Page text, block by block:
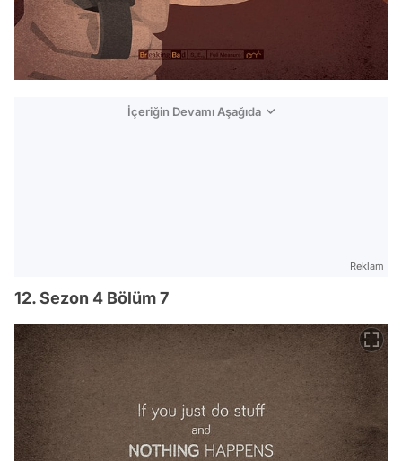
İçeriğin Devamı Aşağıda
Reklam
12. Sezon 4 Bölüm 7